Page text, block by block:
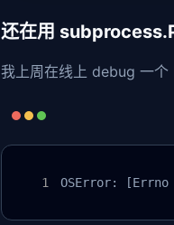
还在用
我上周在线上 debug 一个
OSError: